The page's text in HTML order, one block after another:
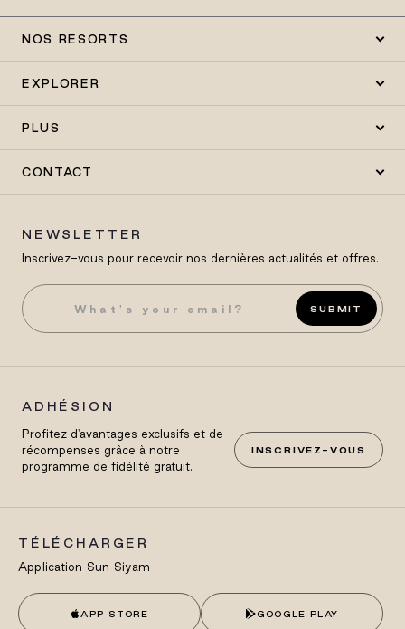
NOS RESORTS
EXPLORER
PLUS
CONTACT
NEWSLETTER
Inscrivez-vous pour recevoir nos dernières actualités et offres.
SUBMIT
ADHÉSION
Profitez d'avantages exclusifs et de
récompenses grâce à notre
programme de fidélité gratuit.
INSCRIVEZ-VOUS
TÉLÉCHARGER
Application Sun Siyam
APP STORE GOOGLE PLAY